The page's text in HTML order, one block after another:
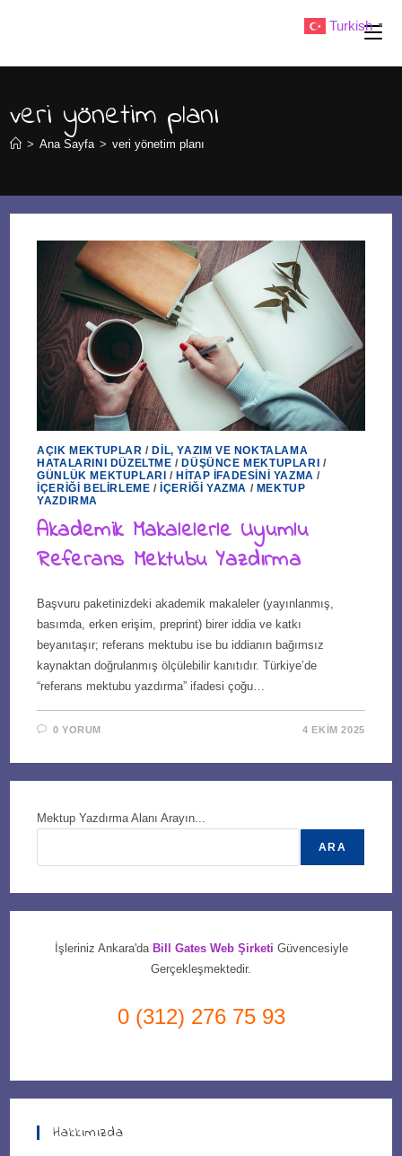
veri yönetim planı
> Ana Sayfa > veri yönetim planı
AÇIK MEKTUPLAR / DIL, YAZIM VE NOKTALAMA
HATALARINI DÜZELTME / DÜŞÜNCE MEKTUPLARI /
GÜNLÜK MEKTUPLARI / HITAP İFADESINI YAZMA /
İÇERIĞI BELIRLEME / İÇERIĞI YAZMA / MEKTUP
YAZDIRMA
Akademik Makalelerle Uyumlu
Referans Mektubu Yazdırma
Başvuru paketinizdeki akademik makaleler (yayınlanmış,
basımda, erken erişim, preprint) birer iddia ve katkı
beyanıtaşır; referans mektubu ise bu iddianın bağımsız
kaynaktan doğrulanmış ölçülebilir kanıtıdır. Türkiye’de
“referans mektubu yazdırma” ifadesi çoğu…
0 YORUM 4 EKIM 2025
Mektup Yazdırma Alanı Arayın...
ARA
İşleriniz Ankara'da Bill Gates Web Şirketi Güvencesiyle
Gerçekleşmektedir.
0 (312) 276 75 93
Hakkımızda
Turkish ▼